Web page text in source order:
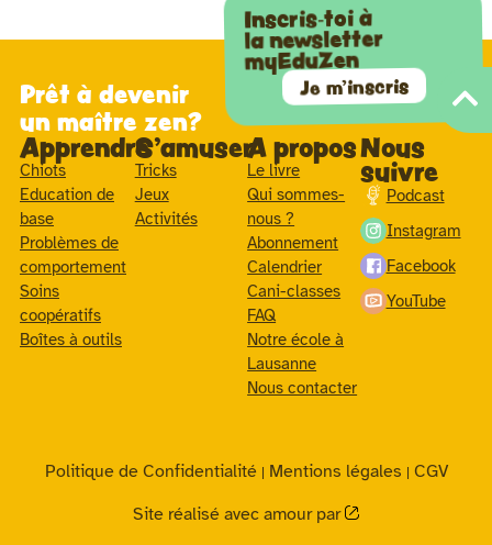
Prêt à devenir
un maître zen?
Inscris-toi à
la newsletter
myEduZen
Je m'inscris
Apprendre
Chiots
Education de
base
Problèmes de
comportement
Soins
coopératifs
Boîtes à outils
S'amuser
Tricks
Jeux
Activités
A propos
Le livre
Qui sommes-
nous ?
Abonnement
Calendrier
Cani-classes
FAQ
Notre école à
Lausanne
Nous contacter
Nous
suivre
Podcast
Instagram
Facebook
YouTube
Politique de Confidentialité| Mentions légales | CGV
Site réalisé avec amour par